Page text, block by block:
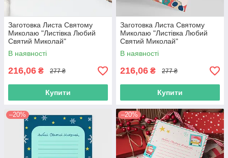
Заготовка Листа Святому
Миколаю "Листівка Любий
Святий Миколай"
В наявності
216,06 ₴ 277 ₴
Купити
Заготовка Листа Святому
Миколаю "Листівка Любий
Святий Миколай"
В наявності
216,06 ₴ 277 ₴
Купити
–20% –20%